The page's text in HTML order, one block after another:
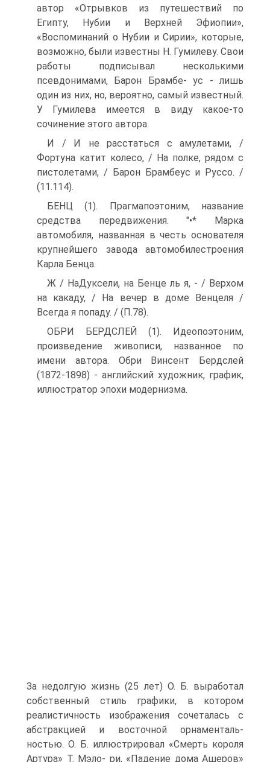
автор «Отрывков из путешествий по
Египту, Нубии и Верхней Эфиопии»,
«Воспоминаний о Нубии и Сирии», которые,
возможно, были известны Н. Гумилеву. Свои
работы подписывал несколькими
псевдонимами, Барон Брамбе- ус - лишь
один из них, но, вероятно, самый известный.
У Гумиле­ва имеется в виду какое-то
сочинение этого автора.
И / И не расстаться с амулетами, /
Фортуна катит колесо, / На полке, рядом с
пистолетами, / Барон Брамбеус и Руссо. /
(11.114).
БЕНЦ (1). Прагмапоэтоним, название
средства передвиже­ния. "•* Марка
автомобиля, названная в честь основателя
круп­нейшего завода автомобилестроения
Карла Бенца.
Ж / НаДуксели, на Бенце ль я, - / Верхом
на какаду, / На вечер в доме Венцеля /
Всегда я попаду. / (П.78).
ОБРИ БЕРДСЛЕЙ (1). Идеопоэтоним,
произведение живопи­си, названное по
имени автора. Обри Винсент Бердслей
(1872-1898) - английский художник, график,
иллюстратор эпо­хи модернизма.
За недолгую жизнь (25 лет) О. Б. выработал
собственный стиль графики, в котором
реалистичность изо­бражения сочеталась с
абстракцией и восточной орнаменталь-
ностью. О. Б. иллюстрировал «Смерть короля
Артура» Т. Мэло- ри, «Падение дома Ашеров»